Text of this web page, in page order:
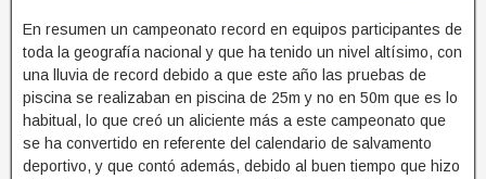
En resumen un campeonato record en equipos participantes de
toda la geografía nacional y que ha tenido un nivel altísimo, con
una lluvia de record debido a que este año las pruebas de
piscina se realizaban en piscina de 25m y no en 50m que es lo
habitual, lo que creó un aliciente más a este campeonato que
se ha convertido en referente del calendario de salvamento
deportivo, y que contó además, debido al buen tiempo que hizo